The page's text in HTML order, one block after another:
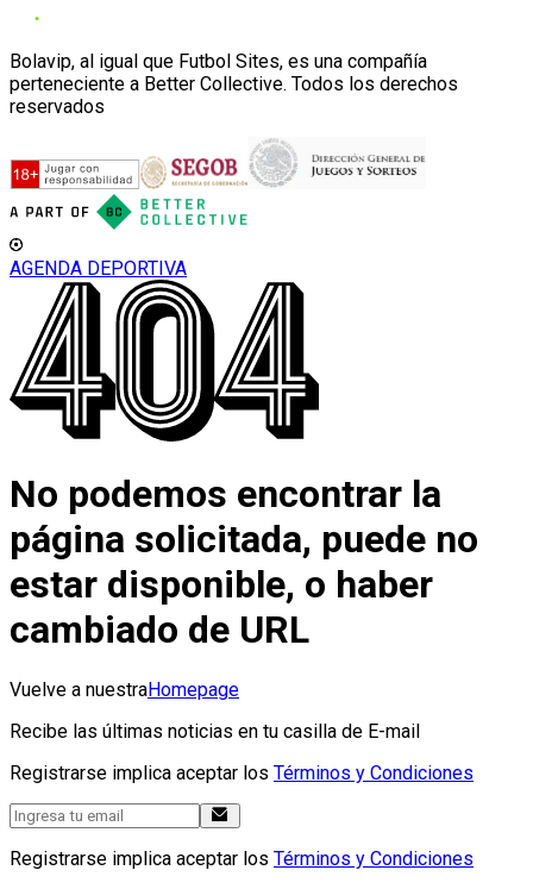
Bolavip, al igual que Futbol Sites, es una compañía
perteneciente a Better Collective. Todos los derechos
reservados
AGENDA DEPORTIVA
No podemos encontrar la
página solicitada, puede no
estar disponible, o haber
cambiado de URL
Vuelve a nuestraHomepage
Recibe las últimas noticias en tu casilla de E-mail
Registrarse implica aceptar los Términos y Condiciones
Registrarse implica aceptar los Términos y Condiciones